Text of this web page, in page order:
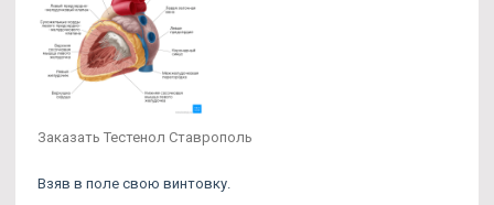
Заказать Тестенол Ставрополь
Взяв в поле свою винтовку.